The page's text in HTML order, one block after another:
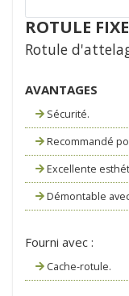
ROTULE
Rotule
AVANTAGES
Sécurité.
Recommandé
Excellente
Démontable
Fourni avec :
Cache-rotule.